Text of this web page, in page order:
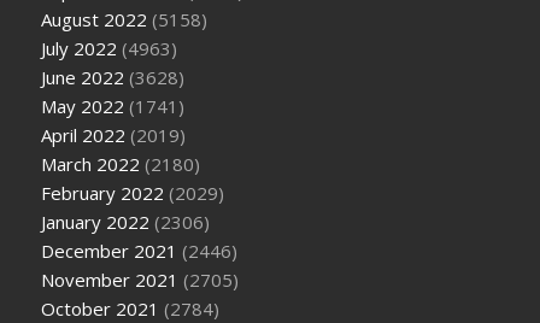
August 2022 (5158)
July 2022 (4963)
June 2022 (3628)
May 2022 (1741)
April 2022 (2019)
March 2022 (2180)
February 2022 (2029)
January 2022 (2306)
December 2021 (2446)
November 2021 (2705)
October 2021 (2784)